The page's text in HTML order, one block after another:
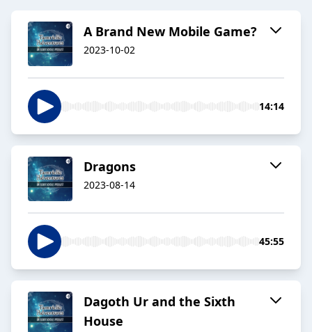
A Brand New Mobile Game?
2023-10-02
14:14
Dragons
2023-08-14
45:55
Dagoth Ur and the Sixth
House